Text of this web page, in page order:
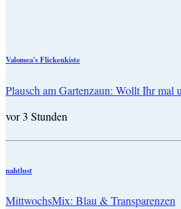
Valomea's Flickenkiste
Plausch am Gartenzaun: Wollt Ihr mal
vor 3 Stunden
nahtlust
MittwochsMix: Blau & Transparenzen